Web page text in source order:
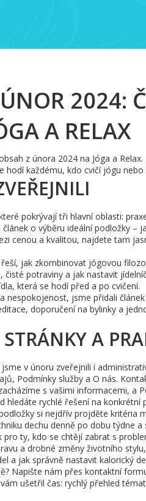
2024:
A RELAX
z února 2024 na Jóga a
hodí každému, kdo cvičí jógu
pokrývají tři hlavní oblasti:
o výběru ideální podložky
cenou a kvalitou, najdete tam
řeší, jak zkombinovat jógovou
čisté potraviny a jak nastavit
která se hodí před a po cvičení.
nespokojenost, jsme přidali
doporučení na bylinky a
A
v únoru zveřejnili i
Podmínky služby a O nás.
s vašimi informacemi, a
hledáte rychlé řešení na
si nejdřív projděte kritéria
dechu denně po dobu týdne a
pro ty, kdo se chtějí zabrat s
a drobné změny životního
a jak správně nastavit kalorický
Napište nám přes kontaktní
ušetřil čas: rychlý přehled